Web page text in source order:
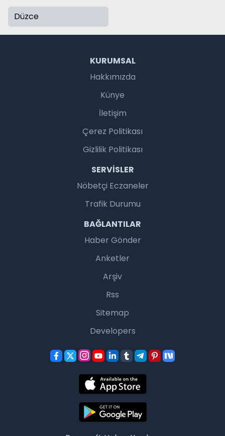
Düzce
KURUMSAL
Hakkımızda
Künye
İletişim
Çerez Politikası
Gizlilik Politikası
SERVISLER
Nöbetçi Eczaneler
Trafik Durumu
BAĞLANTILAR
Haber Gönder
Anketler
Arşiv
Rss
Sitemap
Developers